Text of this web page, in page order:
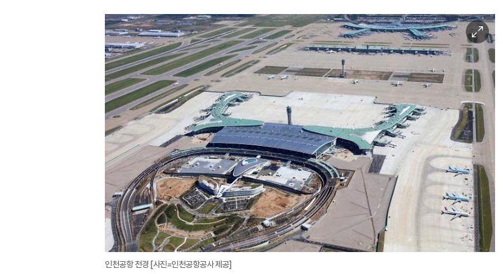
이
미
지
확
대
인천공항 전경 [사진=인천공항공사 제공]